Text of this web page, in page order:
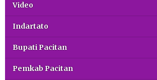
Video
Indartato
Bupati Pacitan
Pemkab Pacitan